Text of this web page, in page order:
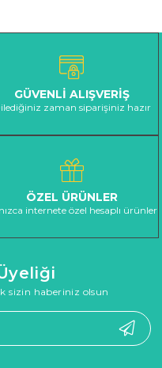
GÜVENLİ ALIŞVERİŞ
zaman siparişiniz hazır
ÖZEL ÜRÜNLER
internete özel hesaplı ürünler
sizin haberiniz olsun